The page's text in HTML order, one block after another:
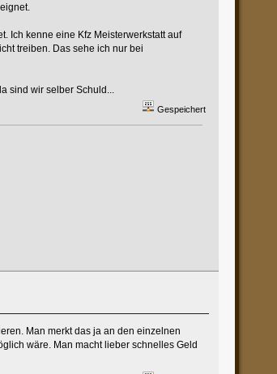
Ich kenne eine Kfz Meisterwerkstatt auf
treiben. Das sehe ich nur bei
sind wir selber Schuld...
Gespeichert
Man merkt das ja an den einzelnen
wäre. Man macht lieber schnelles Geld